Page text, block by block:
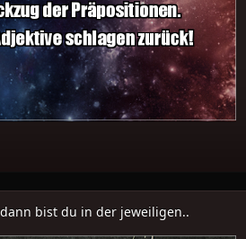
bist du in der jeweiligen..